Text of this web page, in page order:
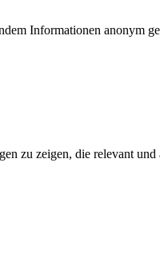
Informationen anonym
zu zeigen, die relevant